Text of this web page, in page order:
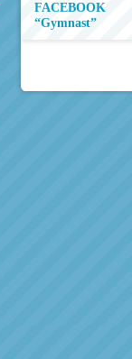
FACEBOOK
“Gymnast”